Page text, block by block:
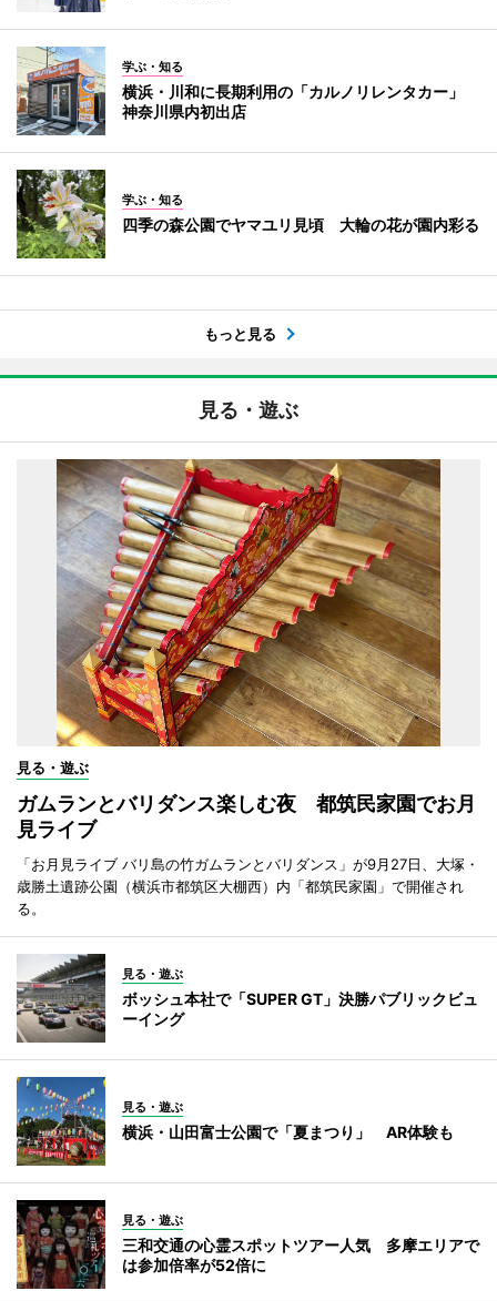
学ぶ・知る
横浜・川和に長期利用の「カルノリレンタカー」
神奈川県内初出店
学ぶ・知る
四季の森公園でヤマユリ見頃 大輪の花が園内彩る
もっと見る
見る・遊ぶ
見る・遊ぶ
ガムランとバリダンス楽しむ夜 都筑民家園でお月
見ライブ
「お月見ライブ バリ島の竹ガムランとバリダンス」が9月27日、大塚・
歳勝土遺跡公園（横浜市都筑区大棚西）内「都筑民家園」で開催され
る。
見る・遊ぶ
ボッシュ本社で「SUPER GT」決勝パブリックビュ
ーイング
見る・遊ぶ
横浜・山田富士公園で「夏まつり」 AR体験も
見る・遊ぶ
三和交通の心霊スポットツアー人気 多摩エリアで
は参加倍率が52倍に